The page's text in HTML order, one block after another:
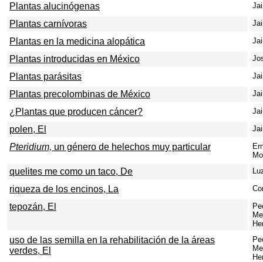
Plantas alucinógenas
Plantas carnívoras
Plantas en la medicina alopática
Plantas introducidas en México
Plantas parásitas
Plantas precolombinas de México
¿Plantas que producen cáncer?
polen, El
Pteridium, un género de helechos muy particular
quelites me como un taco, De
riqueza de los encinos, La
tepozán, El
uso de las semilla en la rehabilitación de la áreas
verdes, El